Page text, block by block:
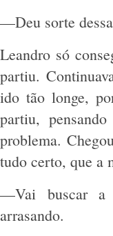
—Deu sorte
Leandro só
partiu.
ido tão longe,
partiu,
problema.
tudo certo, que a
—Vai buscar a
arrasando.